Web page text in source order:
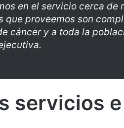
en el servicio cerca de
que proveemos son
cáncer y a toda la
servicios